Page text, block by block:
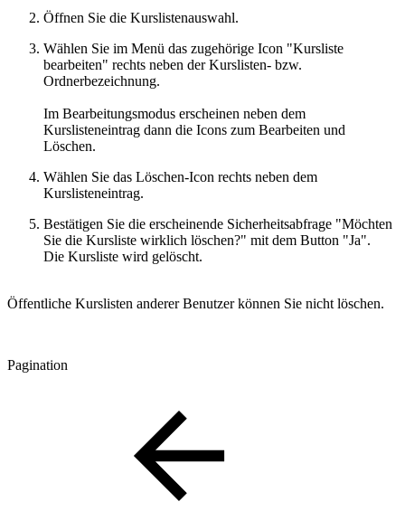
Öffnen Sie die Kurslistenauswahl.
Wählen Sie im Menü das zugehörige Icon "Kursliste
bearbeiten" rechts neben der Kurslisten- bzw.
Ordnerbezeichnung.
Im Bearbeitungsmodus erscheinen neben dem
Kurslisteneintrag dann die Icons zum Bearbeiten und
Löschen.
Wählen Sie das Löschen-Icon rechts neben dem
Kurslisteneintrag.
Bestätigen Sie die erscheinende Sicherheitsabfrage "Möchten
Sie die Kursliste wirklich löschen?" mit dem Button "Ja".
Die Kursliste wird gelöscht.
Öffentliche Kurslisten anderer Benutzer können Sie nicht löschen.
Pagination